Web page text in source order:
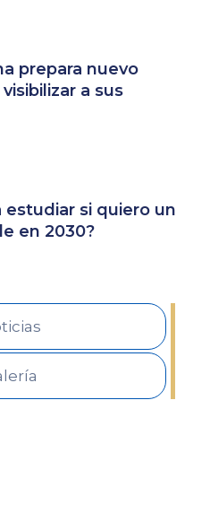
prepara nuevo
a sus
estudiar si quiero un
en 2030?